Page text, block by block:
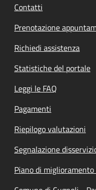
Contatti
Prenotazione
Richiedi assistenza
Statistiche del portale
Leggi le FAQ
Pagamenti
Riepilogo valutazioni
Segnalazione
Piano di